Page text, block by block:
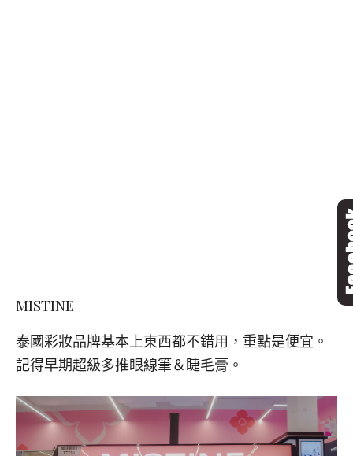
MISTINE
泰國彩妝品牌基本上東西都不錯用，重點是便宜。
記得早期超級多推眼線筆＆睫毛膏。